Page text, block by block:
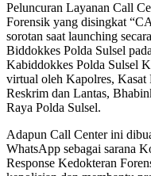
Peluncuran Layanan Call
Forensik yang disingkat
sorotan saat launching
Biddokkes Polda Sulsel
Kabiddokkes Polda Sulsel
virtual oleh Kapolres,
Reskrim dan Lantas,
Raya Polda Sulsel.
Adapun Call Center ini
WhatsApp sebagai sarana
Response Kedokteran